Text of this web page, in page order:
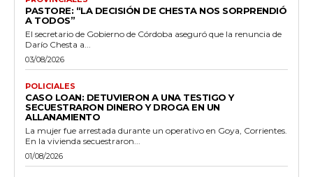
PASTORE: “LA DECISIÓN DE CHESTA NOS SORPRENDIÓ
A TODOS”
El secretario de Gobierno de Córdoba aseguró que la renuncia de
Darío Chesta a...
03/08/2026
POLICIALES
CASO LOAN: DETUVIERON A UNA TESTIGO Y
SECUESTRARON DINERO Y DROGA EN UN
ALLANAMIENTO
La mujer fue arrestada durante un operativo en Goya, Corrientes.
En la vivienda secuestraron...
01/08/2026